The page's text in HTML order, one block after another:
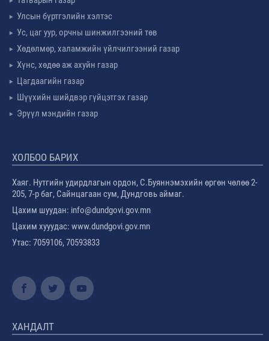
Улсын бүртгэлийн хэлтэс
Ус, цаг уур, орчны шинжилгээний төв
Хөдөлмөр, халамжийн үйлчилгээний газар
Хүнс, хөдөө аж ахуйн газар
Цагдаагийн газар
Шүүхийн шийдвэр гүйцэтгэх газар
Эрүүл мэндийн газар
ХОЛБОО БАРИХ
Хаяг. Нутгийн удирдлагын ордон, С.Буяннэмэхийн өргөн чөлөө 2-
205, 7-р баг, Сайнцагаан сум, Дундговь аймаг.
Цахим шуудан: info@dundgovi.gov.mn
Цахим хууудас: www.dundgovi.gov.mn
Утас: 7059106, 70593833
ХАНДАЛТ